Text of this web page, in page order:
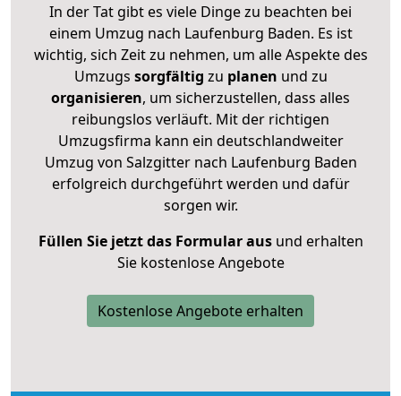
In der Tat gibt es viele Dinge zu beachten bei
einem Umzug nach Laufenburg Baden. Es ist
wichtig, sich Zeit zu nehmen, um alle Aspekte des
Umzugs sorgfältig zu planen und zu
organisieren, um sicherzustellen, dass alles
reibungslos verläuft. Mit der richtigen
Umzugsfirma kann ein deutschlandweiter
Umzug von Salzgitter nach Laufenburg Baden
erfolgreich durchgeführt werden und dafür
sorgen wir.
Füllen Sie jetzt das Formular ausund erhalten
Sie kostenlose Angebote
Kostenlose Angebote erhalten